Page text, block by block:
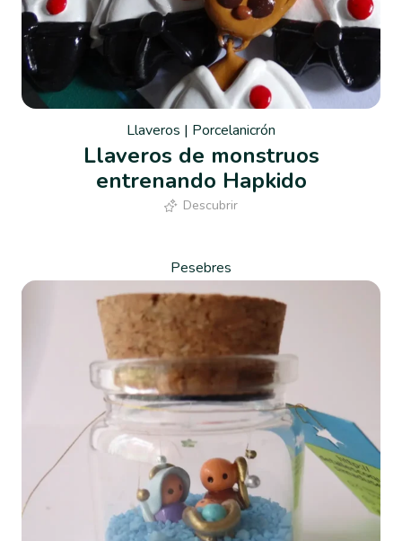
Llaveros | Porcelanicrón
Llaveros de monstruos
entrenando Hapkido
Descubrir
Pesebres